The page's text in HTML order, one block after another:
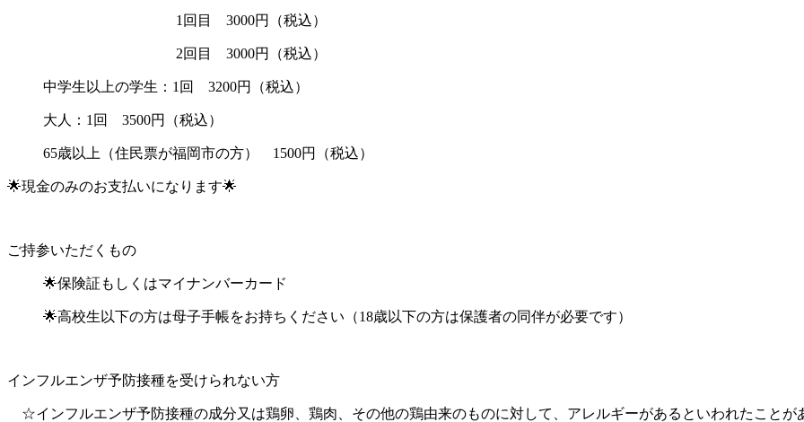
1回目 3000円（税込）
2回目 3000円（税込）
中学生以上の学生：1回 3200円（税込）
大人：1回 3500円（税込）
65歳以上（住民票が福岡市の方） 1500円（税込）
🌟現金のみのお支払いになります🌟
ご持参いただくもの
🌟保険証もしくはマイナンバーカード
🌟高校生以下の方は母子手帳をお持ちください（18歳以下の方は保護者の同伴が必要です）
インフルエンザ予防接種を受けられない方
☆インフルエンザ予防接種の成分又は鶏卵、鶏肉、その他の鶏由来のものに対して、アレルギーがあるといわれたことが